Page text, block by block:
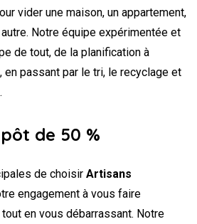
vider une maison, un appartement,
Notre équipe expérimentée et
de tout, de la planification à
en passant par le tri, le recyclage et
de 50 %
de choisir Artisans
engagement à vous faire
en vous débarrassant. Notre